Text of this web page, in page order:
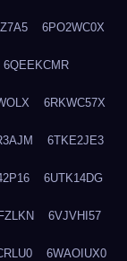
6PO2WC0X
6QEEKCMR
6RKWC57X
6TKE2JE3
6UTK14DG
6VJVHI57
6WAOIUX0